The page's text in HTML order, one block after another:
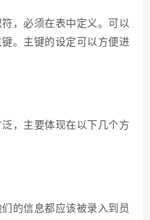
，必须在表中定义。可以
。主键的设定可以方便进
，主要体现在以下几个方
的信息都应该被录入到员